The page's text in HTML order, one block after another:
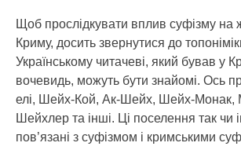
Щоб прослідкувати вплив суфізму на
Криму, досить звернутися до
Українському читачеві, який бував у
вочевидь, можуть бути знайомі. Ось
елі, Шейх-Кой, Ак-Шейх, Шейх-Монак,
Шейхлер та інші. Ці поселення так чи
пов’язані з суфізмом і кримськими